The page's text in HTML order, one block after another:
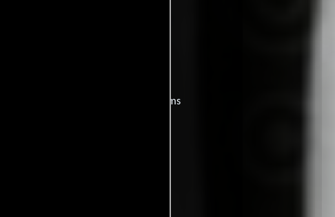
de
y encuentra films
encuentre disponible